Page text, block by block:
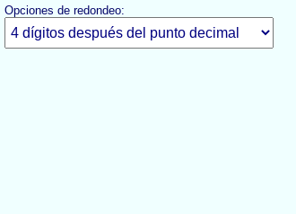
Opciones de redondeo: